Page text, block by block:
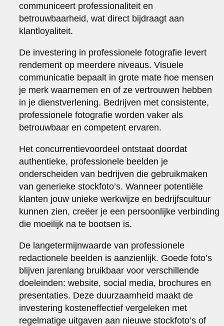
communiceert professionaliteit en
betrouwbaarheid, wat direct bijdraagt aan
klantloyaliteit.
De investering in professionele fotografie levert
rendement op meerdere niveaus. Visuele
communicatie bepaalt in grote mate hoe mensen
je merk waarnemen en of ze vertrouwen hebben
in je dienstverlening. Bedrijven met consistente,
professionele fotografie worden vaker als
betrouwbaar en competent ervaren.
Het concurrentievoordeel ontstaat doordat
authentieke, professionele beelden je
onderscheiden van bedrijven die gebruikmaken
van generieke stockfoto’s. Wanneer potentiële
klanten jouw unieke werkwijze en bedrijfscultuur
kunnen zien, creëer je een persoonlijke verbinding
die moeilijk na te bootsen is.
De langetermijnwaarde van professionele
redactionele beelden is aanzienlijk. Goede foto’s
blijven jarenlang bruikbaar voor verschillende
doeleinden: website, social media, brochures en
presentaties. Deze duurzaamheid maakt de
investering kosteneffectief vergeleken met
regelmatige uitgaven aan nieuwe stockfoto’s of